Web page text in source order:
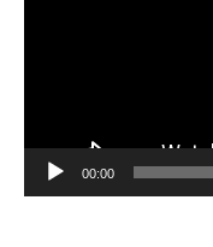
00:00